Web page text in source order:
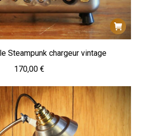
Steampunk chargeur vintage
170,00 €